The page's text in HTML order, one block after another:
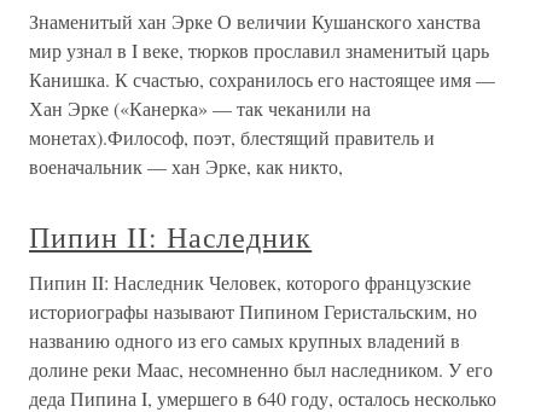
Знаменитый хан Эрке О величии Кушанского ханства
мир узнал в I веке, тюрков прославил знаменитый царь
Канишка. К счастью, сохранилось его настоящее имя —
Хан Эрке («Канерка» — так чеканили на
монетах).Философ, поэт, блестящий правитель и
военачальник — хан Эрке, как никто,
Пипин II: Наследник
Пипин II: Наследник Человек, которого французские
историографы называют Пипином Геристальским, но
названию одного из его самых крупных владений в
долине реки Маас, несомненно был наследником. У его
деда Пипина I, умершего в 640 году, осталось несколько